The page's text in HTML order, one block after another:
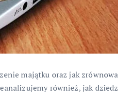
majątku oraz jak
również, jak